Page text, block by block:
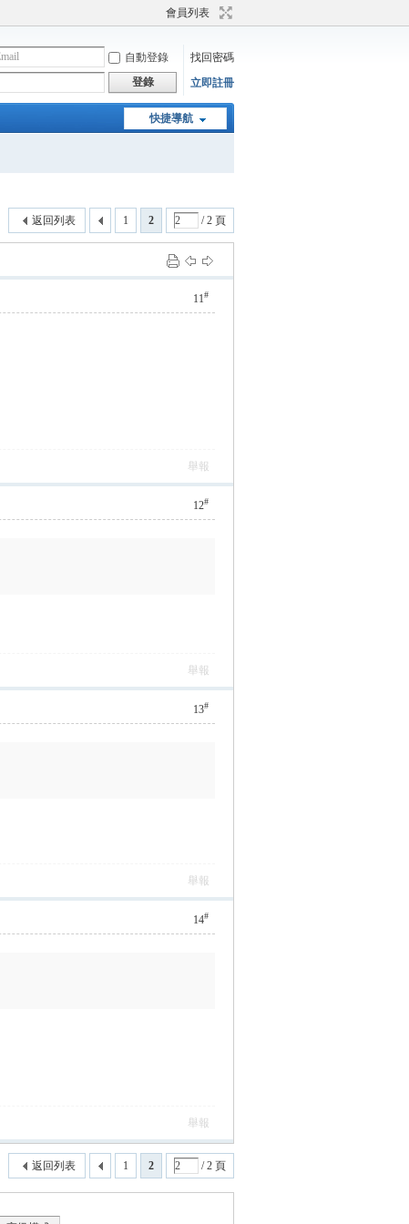
會員列表
自動登錄
找回密碼
登錄 立即註冊
快捷導航
1 2 / 2 頁
返回列表
11#
舉報
12#
舉報
13#
舉報
14#
舉報
1 2 / 2 頁
返回列表